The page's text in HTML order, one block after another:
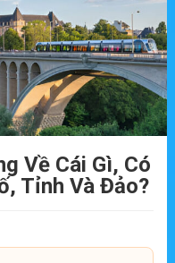
Về Cái Gì, Có
Tỉnh Và Đảo?